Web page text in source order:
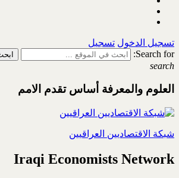
تسجيل الدخول تسجيل
Search for:
search
العلوم والمعرفة أساس تقدم الامم
شبكة الاقتصاديين العراقيين
Iraqi Economists Network